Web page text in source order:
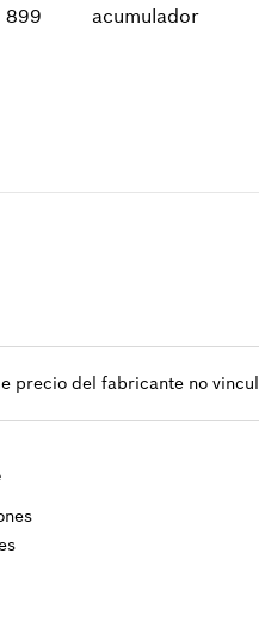
899
acumulador
precio del fabricante no